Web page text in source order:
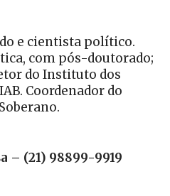
e cientista político.
com pós-doutorado;
do Instituto dos
Coordenador do
– (21) 98899-9919